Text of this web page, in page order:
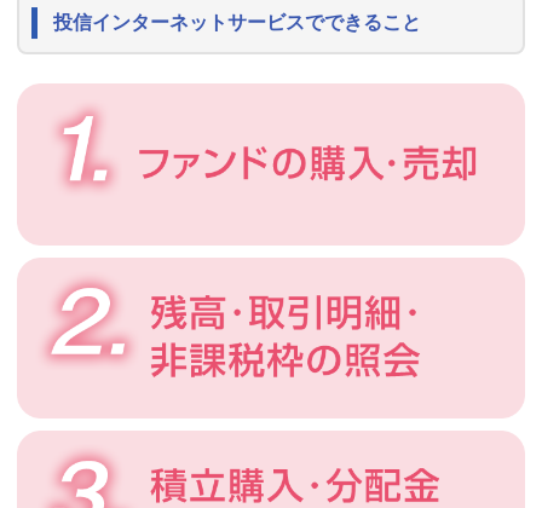
2026年07月17日
2026年07月01日
投資信託 取扱商品（ファンド）基準価額一覧 システムメンテナン
スのお知らせ
日）
2026年05月08日
投資信託 取扱商品（ファンド）基準価額一覧 システムメンテナン
スのお知らせ
いて
2026年04月08日
投資信託 取扱商品（ファンド）基準価額一覧 システムメンテナン
投信インターネットサービスでできること